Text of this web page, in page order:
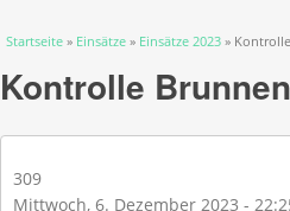
Sie sind hier
Startseite » Einsätze » Einsätze 2023 »
Kontrolle
309
Mittwoch, 6. Dezember 2023 -